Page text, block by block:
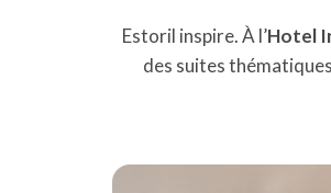
Estoril inspire. À l’Hotel
des suites